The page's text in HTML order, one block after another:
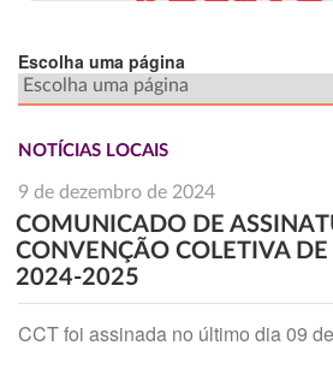
Escolha uma página
NOTÍCIAS LOCAIS
9 de dezembro de 2024
COMUNICADO DE
CONVENÇÃO COLETIVA
2024-2025
CCT foi assinada no último dia 09